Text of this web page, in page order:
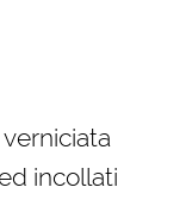
incollati